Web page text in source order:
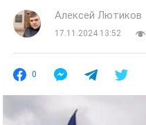
Алексей Лютиков
17.11.2024 13:52
0